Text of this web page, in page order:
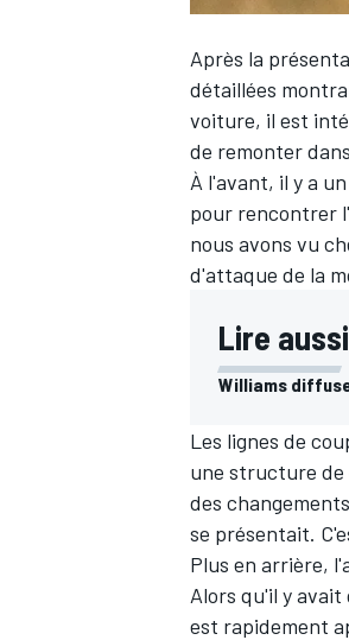
WEC
Après la
détaillées
voiture, il est
de remonter
À l'avant, il y a
pour rencontrer
nous avons vu
d'attaque de la
Lire
Williams
Les lignes de
une structure
des
se présentait.
Plus en arrière,
Alors qu'il y
est rapidement